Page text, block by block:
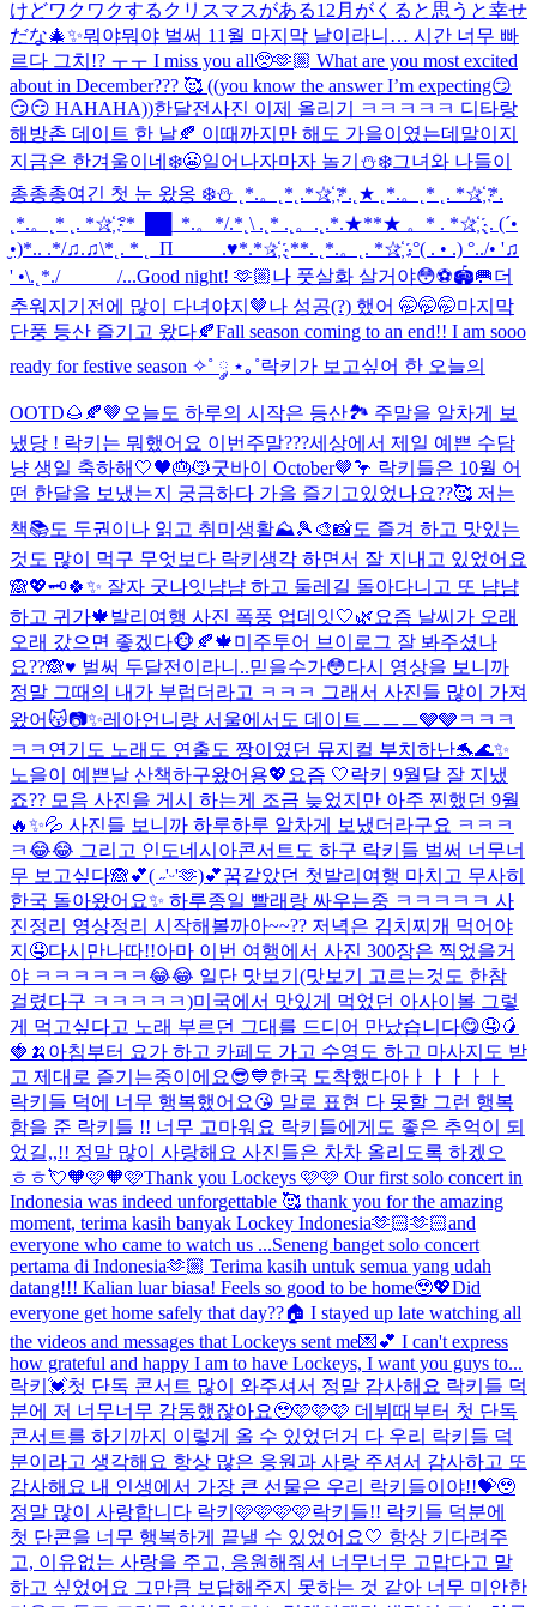
けどワクワクするクリスマスがある12月がくると思うと幸せ
だな🎄✨뭐야뭐야 벌써 11월 마지막 날이라니… 시간 너무 빠
르다 그치!? ㅜㅜ I miss you all🥺🫶🏼 What are you most excited
about in December??? 🥰 ((you know the answer I’m expecting😏
😏😏 HAHAHA))한달전사진 이제 올리기 ㅋㅋㅋㅋㅋ 디타랑
해방촌 데이트 한 날🍂 이때까지만 해도 가을이였는데말이지
지금은 한겨울이네❄️😬일어나자마자 놀기⛄❄️그녀와 나들이
총총총여긴 첫 눈 왔옹 ❄️⛄️ ˛*.。˛*˛.*☆҉ *.˛★ ˛*.。˛* ˛. *☆҉ *.
˛*.。˛* ˛. *☆҉ °*_██_*.。*/.*˛\ .˛* .˛。.˛.*.★**★ 。* . *☆҉ ˛. (´•
̮•)*.. .*/♫.♫\*˛. * ˛_Π_____.♥*.*☆҉ ˛**. ˛*.。˛. *☆҉ .°( . • .) °../• '♫
' •\.˛*./______/...Good night! 🫶🏼나 풋살화 살거야😳⚽️🏟️🥅더
추워지기전에 많이 다녀야지🤎나 성공(?) 했어 🤭🤭🤭마지막
단풍 등산 즐기고 왔다🍂Fall season coming to an end!! I am sooo
ready for festive season ✧˚ ༘ ⋆｡˚락키가 보고싶어 한 오늘의
OOTD🌰🍂🤎 오늘도 하루의 시작은 등산🏞️ 주말을 알차게 보
냈당 ! 락키는 뭐했어요 이번주말???세상에서 제일 예쁜 수담
냥 생일 축하해🤍🖤🎂😽굿바이 October🤎🦩 락키들은 10월 어
떤 한달을 보냈는지 궁금하다 가을 즐기고있었나요??🥰 저는
책📚도 두권이나 읽고 취미생활⛰️🎾🎨📸도 즐겨 하고 맛있는
것도 많이 먹구 무엇보다 락키생각 하면서 잘 지내고 있었어요
🙈💖🗝️🍀✨ 잘자 굿나잇냠냠 하고 둘레길 돌아다니고 또 냠냠
하고 귀가🍁발리여행 사진 폭풍 업데잇🤍🌿요즘 날씨가 오래
오래 갔으면 좋겠다🐵🍂🍁미주투어 브이로그 잘 봐주셨나
요??🙈♥️ 벌써 두달전이라니..믿을수가😳다시 영상을 보니까
정말 그때의 내가 부럽더라고 ㅋㅋㅋ 그래서 사진들 많이 가져
왔어😽📷✨레아언니랑 서울에서도 데이트ㅡㅡㅡ🩶🩶ㅋㅋㅋ
ㅋㅋ 연기도 노래도 연출도 짱이였던 뮤지컬 부치하난🐬🌊✨
노을이 예쁜날 산책하구왔어용💖 요즘 🤍락키 9월달 잘 지냈
죠?? 모음 사진을 게시 하는게 조금 늦었지만 아주 찐했던 9월
🔥✨💦 사진들 보니까 하루하루 알차게 보냈더라구요 ㅋㅋㅋ
ㅋ😂😂 그리고 인도네시아콘서트도 하구 락키들 벌써 너무너
무 보고싶다🙈💕( ˶'ᵕ'🫶)💕꿈같았던 첫발리여행 마치고 무사히
한국 돌아왔어요✨ 하루종일 빨래랑 싸우는중 ㅋㅋㅋㅋㅋ 사
진정리 영상정리 시작해볼까아~~?? 저녁은 김치찌개 먹어야
지🤤다시만나따!!아마 이번 여행에서 사진 300장은 찍었을거
야 ㅋㅋㅋㅋㅋㅋ😂😂 일단 맛보기(맛보기 고르는것도 한참
걸렸다구 ㅋㅋㅋㅋㅋ)미국에서 맛있게 먹었던 아사이볼 그렇
게 먹고싶다고 노래 부르던 그대를 드디어 만났습니다😋🤤🥭
🍓🍌 아침부터 요가 하고 카페도 가고 수영도 하고 마사지도 받
고 제대로 즐기는중이에요😎💙한국 도착했다아ㅏㅏㅏㅏㅏ
락키들 덕에 너무 행복했어요😘 말로 표현 다 못할 그런 행복
함을 준 락키들 !! 너무 고마워요 락키들에게도 좋은 추억이 되
었길,,!! 정말 많이 사랑해요 사진들은 차차 올리도록 하겠오
ㅎㅎ💘🧡🩷🧡🩷Thank you Lockeys 🩷🩷 Our first solo concert in
Indonesia was indeed unforgettable 🥰 thank you for the amazing
moment, terima kasih banyak Lockey Indonesia🫶🏻🫶🏻and
everyone who came to watch us ...Seneng banget solo concert
pertama di Indonesia🫶🏼 Terima kasih untuk semua yang udah
datang!!! Kalian luar biasa! Feels so good to be home🥹💖Did
everyone get home safely that day??🏠 I stayed up late watching all
the videos and messages that Lockeys sent me💌💕 I can't express
how grateful and happy I am to have Lockeys, I want you guys to...
락키💓첫 단독 콘서트 많이 와주셔서 정말 감사해요 락키들 덕
분에 저 너무너무 감동했잖아요🥹🩷🩷🩷 데뷔때부터 첫 단독
콘서트를 하기까지 이렇게 올 수 있었던거 다 우리 락키들 덕
분이라고 생각해요 항상 많은 응원과 사랑 주셔서 감사하고 또
감사해요 내 인생에서 가장 큰 선물은 우리 락키들이야!!💝🥹
정말 많이 사랑합니다 락키🩷🩷🩷🩷락키들!! 락키들 덕분에
첫 단콘을 너무 행복하게 끝낼 수 있었어요🤍 항상 기다려주
고, 이유없는 사랑을 주고, 응원해줘서 너무너무 고맙다고 말
하고 싶었어요 그만큼 보답해주지 못하는 것 같아 너무 미안한